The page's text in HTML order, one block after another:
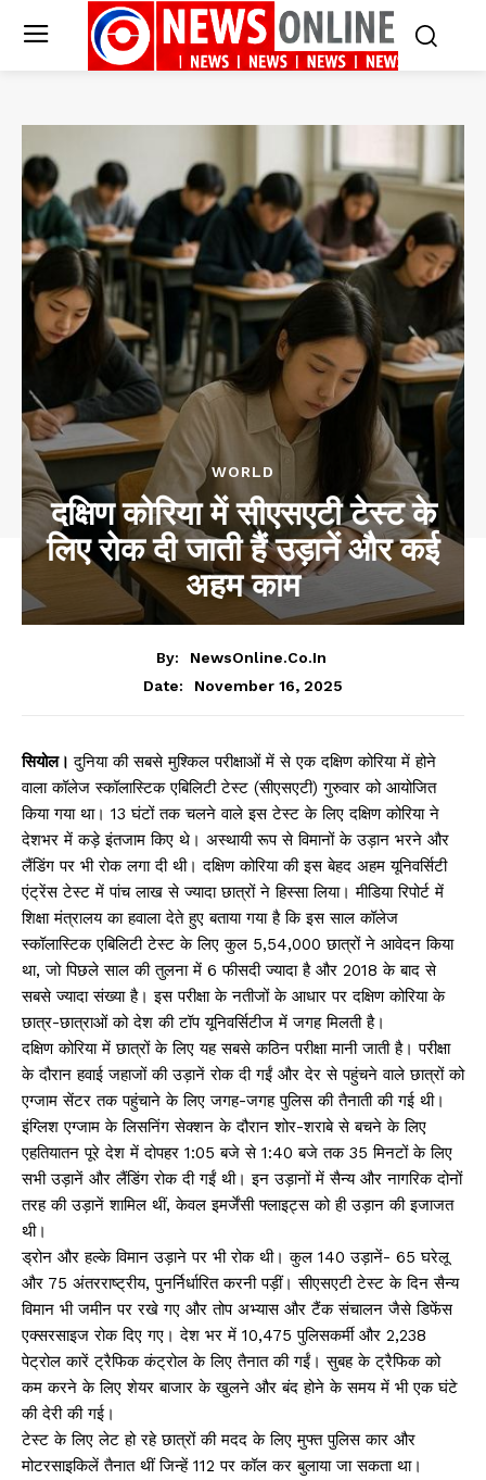
WORLD
दक्षिण कोरिया में सीएसएटी टेस्ट के
लिए रोक दी जाती हैं उड़ानें और कई
अहम काम
By:
NewsOnline.co.in
Date:
November 16, 2025
सियोल।दुनिया की सबसे मुश्किल परीक्षाओं में से एक दक्षिण कोरिया में होने
वाला कॉलेज स्कॉलास्टिक एबिलिटी टेस्ट (सीएसएटी) गुरुवार को आयोजित
किया गया था। 13 घंटों तक चलने वाले इस टेस्ट के लिए दक्षिण कोरिया ने
देशभर में कड़े इंतजाम किए थे। अस्थायी रूप से विमानों के उड़ान भरने और
लैंडिंग पर भी रोक लगा दी थी। दक्षिण कोरिया की इस बेहद अहम यूनिवर्सिटी
एंट्रेंस टेस्ट में पांच लाख से ज्यादा छात्रों ने हिस्सा लिया। मीडिया रिपोर्ट में
शिक्षा मंत्रालय का हवाला देते हुए बताया गया है कि इस साल कॉलेज
स्कॉलास्टिक एबिलिटी टेस्ट के लिए कुल 5,54,000 छात्रों ने आवेदन किया
था, जो पिछले साल की तुलना में 6 फीसदी ज्यादा है और 2018 के बाद से
सबसे ज्यादा संख्या है। इस परीक्षा के नतीजों के आधार पर दक्षिण कोरिया के
छात्र-छात्राओं को देश की टॉप यूनिवर्सिटीज में जगह मिलती है।
दक्षिण कोरिया में छात्रों के लिए यह सबसे कठिन परीक्षा मानी जाती है। परीक्षा
के दौरान हवाई जहाजों की उड़ानें रोक दी गईं और देर से पहुंचने वाले छात्रों को
एग्जाम सेंटर तक पहुंचाने के लिए जगह-जगह पुलिस की तैनाती की गई थी।
इंग्लिश एग्जाम के लिसनिंग सेक्शन के दौरान शोर-शराबे से बचने के लिए
एहतियातन पूरे देश में दोपहर 1:05 बजे से 1:40 बजे तक 35 मिनटों के लिए
सभी उड़ानें और लैंडिंग रोक दी गईं थी। इन उड़ानों में सैन्य और नागरिक दोनों
तरह की उड़ानें शामिल थीं, केवल इमर्जेंसी फ्लाइट्स को ही उड़ान की इजाजत
थी।
ड्रोन और हल्के विमान उड़ाने पर भी रोक थी। कुल 140 उड़ानें- 65 घरेलू
और 75 अंतरराष्ट्रीय, पुनर्निर्धारित करनी पड़ीं। सीएसएटी टेस्ट के दिन सैन्य
विमान भी जमीन पर रखे गए और तोप अभ्यास और टैंक संचालन जैसे डिफेंस
एक्सरसाइज रोक दिए गए। देश भर में 10,475 पुलिसकर्मी और 2,238
पेट्रोल कारें ट्रैफिक कंट्रोल के लिए तैनात की गईं। सुबह के ट्रैफिक को
कम करने के लिए शेयर बाजार के खुलने और बंद होने के समय में भी एक घंटे
की देरी की गई।
टेस्ट के लिए लेट हो रहे छात्रों की मदद के लिए मुफ्त पुलिस कार और
मोटरसाइकिलें तैनात थीं जिन्हें 112 पर कॉल कर बुलाया जा सकता था।